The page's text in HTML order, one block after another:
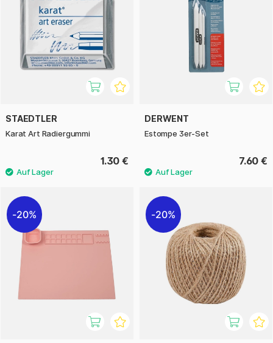
STAEDTLER
Karat Art Radiergummi
1.30 €
DERWENT
Estompe 3er-Set
7.60 €
20% 20%